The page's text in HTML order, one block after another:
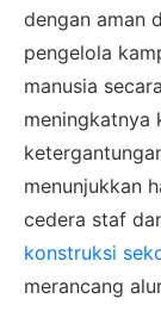
dengan aman
pengelola
manusia
meningkatnya
menunjukkan
cedera staf
konstruksi
merancang